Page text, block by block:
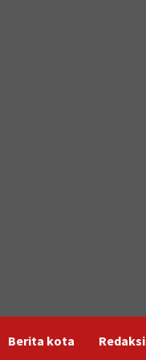
Berita kota Redaksi